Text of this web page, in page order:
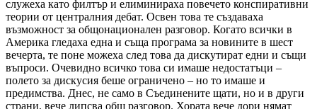
служеха като филтър и елиминираха повечето конспиративни
теории от централния дебат. Освен това те създаваха
възможност за общонационален разговор. Когато всички в
Америка гледаха една и съща програма за новините в шест
вечерта, те поне можеха след това да дискутират едни и същи
въпроси. Очевидно всичко това си имаше недостатъци –
полето за дискусия беше ограничено – но то имаше и
предимства. Днес, не само в Съединените щати, но и в други
страни, вече липсва общ разговор. Хората вече дори нямат